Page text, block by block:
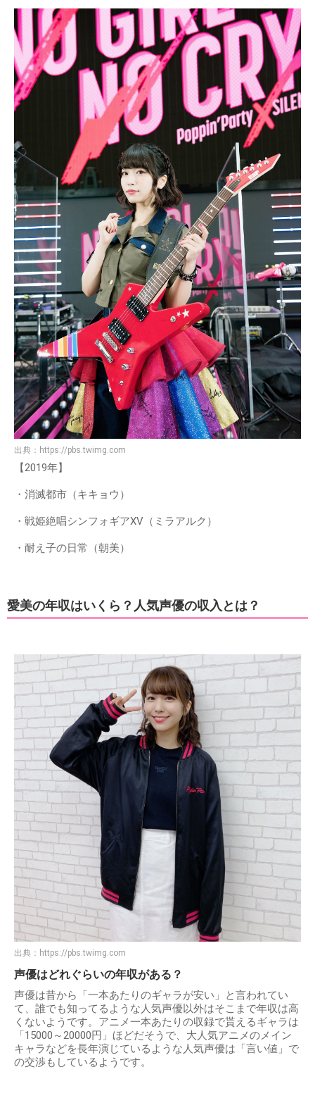
出典： https://pbs.twimg.com
【2019年】
・消滅都市（キキョウ）
・戦姫絶唱シンフォギアXV（ミラアルク）
・耐え子の日常（朝美）
愛美の年収はいくら？人気声優の収入とは？
出典： https://pbs.twimg.com
声優はどれぐらいの年収がある？
声優は昔から「一本あたりのギャラが安い」と言われてい
て、誰でも知ってるような人気声優以外はそこまで年収は高
くないようです。アニメ一本あたりの収録で貰えるギャラは
「15000～20000円」ほどだそうで、大人気アニメのメイン
キャラなどを長年演じているような人気声優は「言い値」で
の交渉もしているようです。